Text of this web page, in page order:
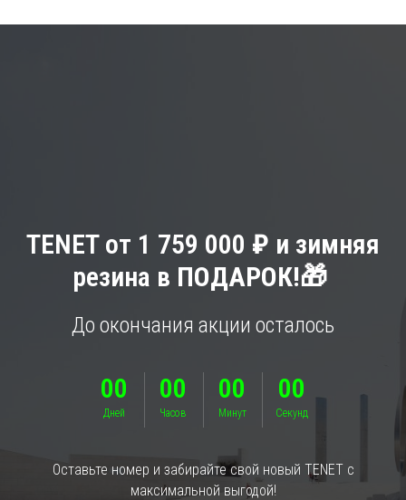
TENET от 1 759 000 ₽ и зимняя
резина в ПОДАРОК!🎁
До окончания акции осталось
00
Дней
00
Часов
00
Минут
00
Секунд
Оставьте номер и забирайте свой новый TENET с
максимальной выгодой!